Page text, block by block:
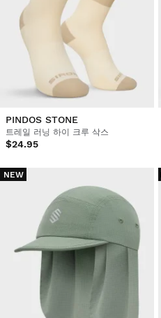
PINDOS STONE
트레일 러닝 하이 크루 삭스
$24.95
NEW